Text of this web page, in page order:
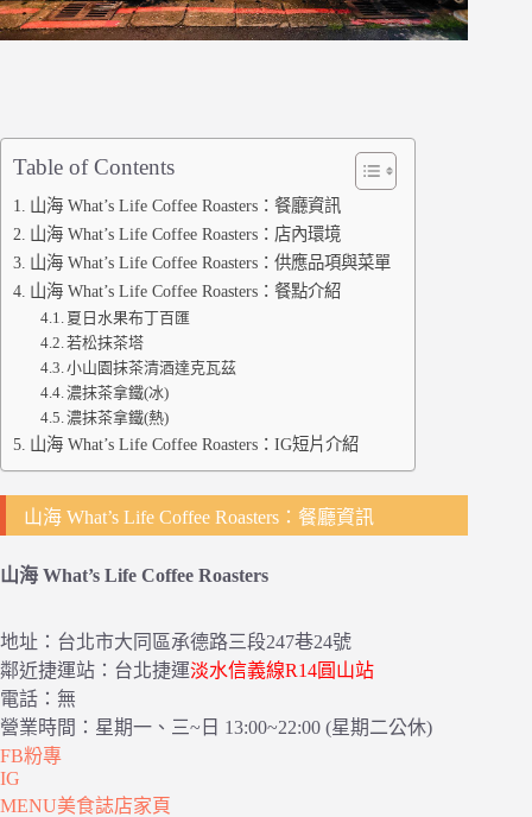
Table of Contents
山海 What’s Life Coffee Roasters：餐廳資訊
山海 What’s Life Coffee Roasters：店內環境
山海 What’s Life Coffee Roasters：供應品項與菜單
山海 What’s Life Coffee Roasters：餐點介紹
夏日水果布丁百匯
若松抹茶塔
小山園抹茶清酒達克瓦茲
濃抹茶拿鐵(冰)
濃抹茶拿鐵(熱)
山海 What’s Life Coffee Roasters：IG短片介紹
山海 What’s Life Coffee Roasters：餐廳資訊
山海 What’s Life Coffee Roasters
地址：台北市大同區承德路三段247巷24號
鄰近捷運站：台北捷運淡水信義線R14圓山站
電話：無
營業時間：星期一、三~日 13:00~22:00 (星期二公休)
FB粉專
IG
MENU美食誌店家頁